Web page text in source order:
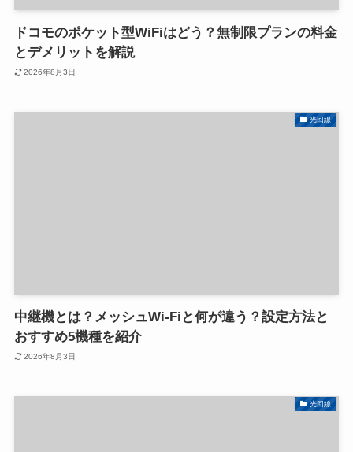
ドコモのポケット型WiFiはどう？無制限プランの料金
とデメリットを解説
2026年8月3日
光回線
中継機とは？メッシュWi-Fiと何が違う？設定方法と
おすすめ5機種を紹介
2026年8月3日
光回線